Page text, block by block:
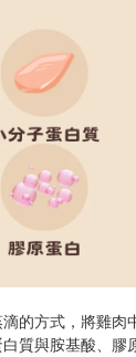
的方式，將雞肉
質與胺基酸、膠